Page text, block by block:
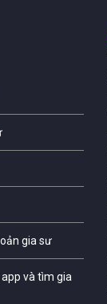
gia sư
và tìm gia